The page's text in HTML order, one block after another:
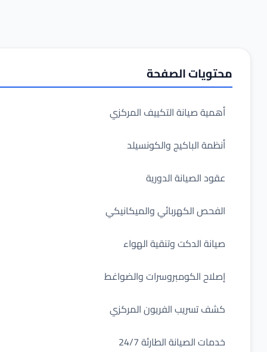
محتويات الصفحة
أهمية صيانة التكييف المركزي
أنظمة الباكيج والكونسيلد
عقود الصيانة الدورية
الفحص الكهربائي والميكانيكي
صيانة الدكت وتنقية الهواء
إصلاح الكومبروسرات والضواغط
كشف تسريب الفريون المركزي
خدمات الصيانة الطارئة 24/7